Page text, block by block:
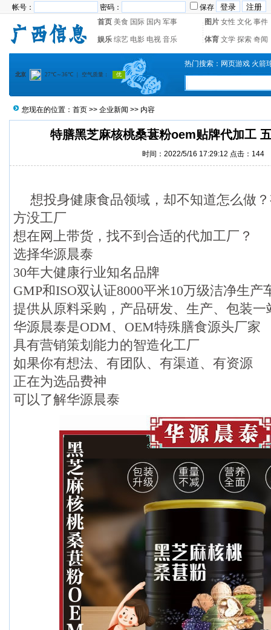
帐号： 密码：
保存
首页 美食 国际 国内 军事 图片 女性 文化 事件
娱乐 综艺 电影 电视 音乐 体育 文学 探索 奇闻
热门搜索： 网页游戏 火箭
您现在的位置： 首页 >> 企业新闻 >> 内容
特膳黑芝麻核桃桑葚粉oem贴牌代加工
时间：2022/5/16 17:29:12 点击： 144
想投身健康食品领域，却不知道怎么做
方没工厂
想在网上带货，找不到合适的代加工厂？
选择华源晨泰
30年大健康行业知名品牌
GMP和ISO双认证8000平米10万级洁净生产
提供从原料采购，产品研发、生产、包装一
华源晨泰是ODM、OEM特殊膳食源头厂家
具有营销策划能力的智造化工厂
如果你有想法、有团队、有渠道、有资源
正在为选品费神
可以了解华源晨泰